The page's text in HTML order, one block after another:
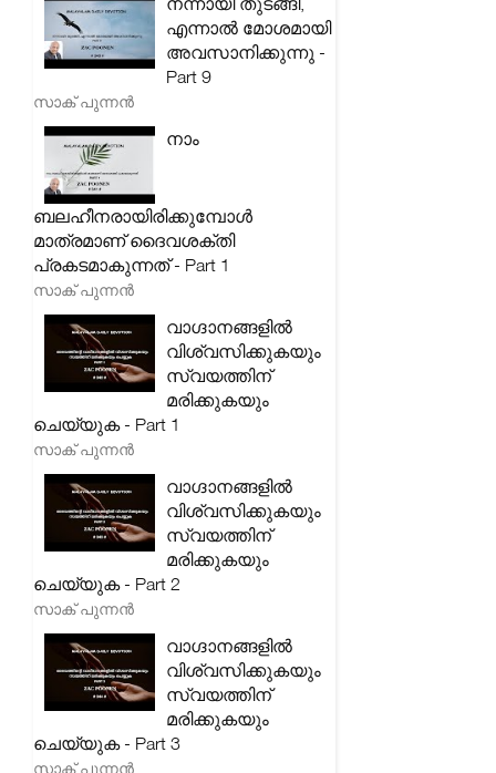
എന്നാൽ മോശമായി
അവസാനിക്കുന്നു -
Part 9
സാക് പുന്നൻ
നാം
ബലഹീനരായിരിക്കുമ്പോൾ
മാത്രമാണ് ദൈവശക്തി
പ്രകടമാകുന്നത് - Part 1
സാക് പുന്നൻ
വാഗ്ദാനങ്ങളിൽ
വിശ്വസിക്കുകയും
സ്വയത്തിന്
മരിക്കുകയും
ചെയ്യുക - Part 1
സാക് പുന്നൻ
വാഗ്ദാനങ്ങളിൽ
വിശ്വസിക്കുകയും
സ്വയത്തിന്
മരിക്കുകയും
ചെയ്യുക - Part 2
സാക് പുന്നൻ
വാഗ്ദാനങ്ങളിൽ
വിശ്വസിക്കുകയും
സ്വയത്തിന്
മരിക്കുകയും
ചെയ്യുക - Part 3
സാക് പുന്നൻ